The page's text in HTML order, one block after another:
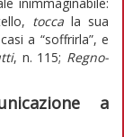
toccala sua
a “soffrirla”, e
, n. 115; Regno-
a